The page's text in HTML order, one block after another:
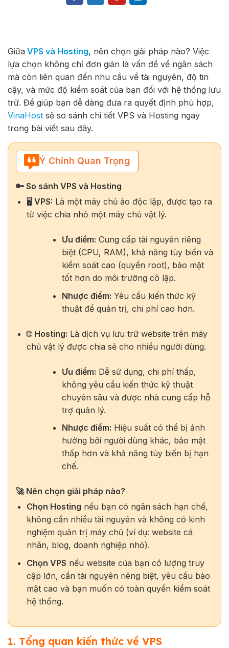
Giữa VPS và Hosting, nên chọn giải pháp nào? Việc
lựa chọn không chỉ đơn giản là vấn đề về ngân sách
mà còn liên quan đến nhu cầu về tài nguyên, độ tin
cậy, và mức độ kiểm soát của bạn đối với hệ thống lưu
trữ. Để giúp bạn dễ dàng đưa ra quyết định phù hợp,
VinaHost sẽ so sánh chi tiết VPS và Hosting ngay
trong bài viết sau đây.
Ý Chính Quan Trọng
🔑 So sánh VPS và Hosting
🖥️ VPS: Là một máy chủ ảo độc lập, được tạo ra
từ việc chia nhỏ một máy chủ vật lý.
Ưu điểm: Cung cấp tài nguyên riêng
biệt (CPU, RAM), khả năng tùy biến và
kiểm soát cao (quyền root), bảo mật
tốt hơn do môi trường cô lập.
Nhược điểm: Yêu cầu kiến thức kỹ
thuật để quản trị, chi phí cao hơn.
🌐 Hosting: Là dịch vụ lưu trữ website trên máy
chủ vật lý được chia sẻ cho nhiều người dùng.
Ưu điểm: Dễ sử dụng, chi phí thấp,
không yêu cầu kiến thức kỹ thuật
chuyên sâu và được nhà cung cấp hỗ
trợ quản lý.
Nhược điểm: Hiệu suất có thể bị ảnh
hưởng bởi người dùng khác, bảo mật
thấp hơn và khả năng tùy biến bị hạn
chế.
🚀 Nên chọn giải pháp nào?
Chọn Hosting nếu bạn có ngân sách hạn chế,
không cần nhiều tài nguyên và không có kinh
nghiệm quản trị máy chủ (ví dụ: website cá
nhân, blog, doanh nghiệp nhỏ).
Chọn VPS nếu website của bạn có lượng truy
cập lớn, cần tài nguyên riêng biệt, yêu cầu bảo
mật cao và bạn muốn có toàn quyền kiểm soát
hệ thống.
1. Tổng quan kiến thức về VPS